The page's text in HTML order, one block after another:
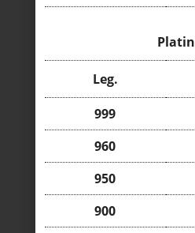
Platin
Leg.
999
960
950
900